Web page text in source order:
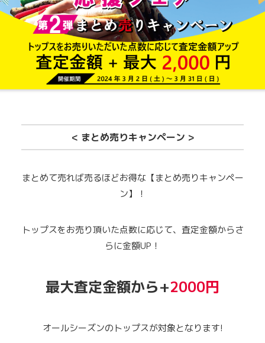
< まとめ売りキャンペーン >
まとめて売れば売るほどお得な【まとめ売りキャンペー
ン】！
トップスをお売り頂いた点数に応じて、査定金額からさ
らに金額UP！
最大査定金額から+2000円
オールシーズンのトップスが対象となります!